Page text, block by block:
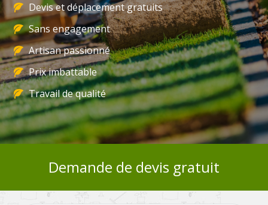
Devis et déplacement gratuits
Sans engagement
Artisan passionné
Prix imbattable
Travail de qualité
Demande de devis gratuit